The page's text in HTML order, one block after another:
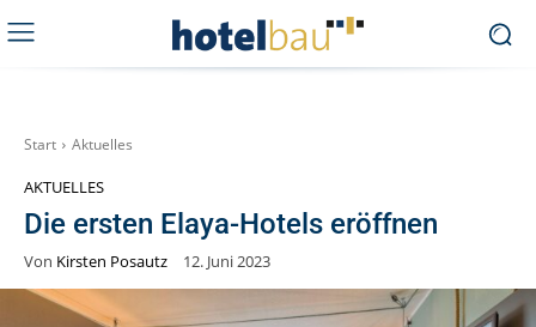
Start Aktuelles
AKTUELLES
Die ersten Elaya-Hotels eröffnen
Von Kirsten Posautz 12. Juni 2023